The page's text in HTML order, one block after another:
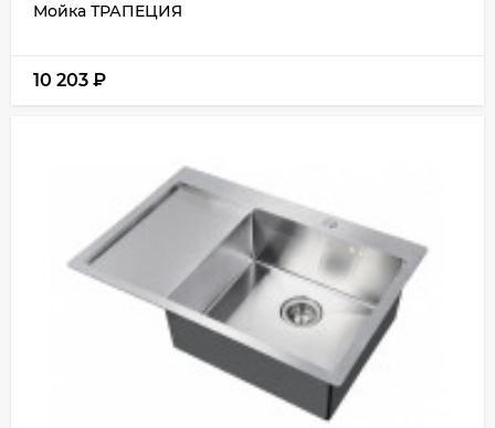
Мойка ТРАПЕЦИЯ
10 203 ₽